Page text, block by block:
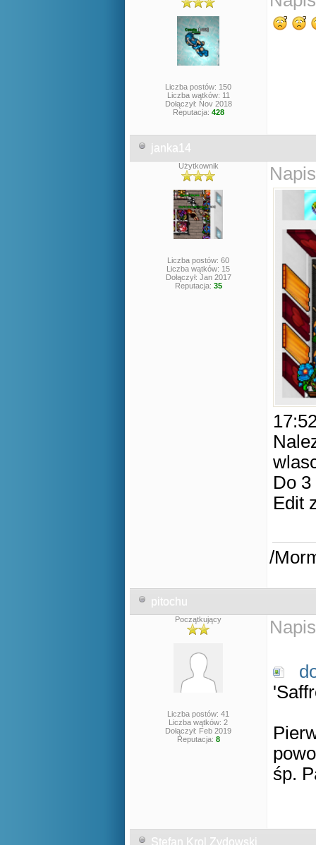
Liczba postów: 150
Liczba wątków: 11
Dołączył: Nov 2018
Reputacja: 428
janka14
Użytkownik
Liczba postów: 60
Liczba wątków: 15
Dołączył: Jan 2017
Reputacja: 35
Do
Edit
/
pitochu
Początkujący
Liczba postów: 41
Liczba wątków: 2
Dołączył: Feb 2019
Reputacja: 8
śp.
Stefan Krol Zydowski